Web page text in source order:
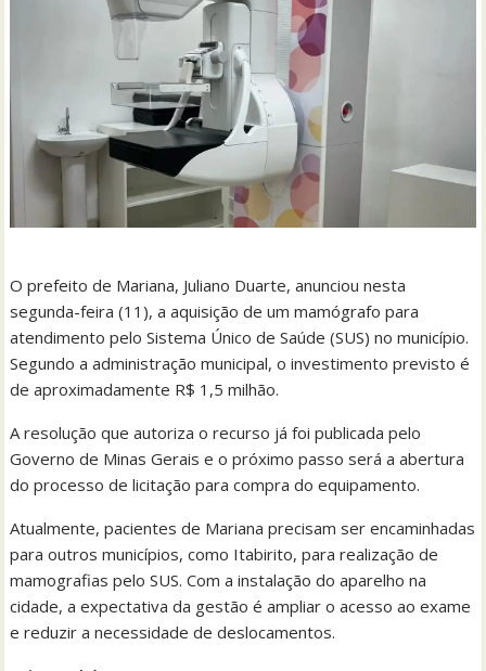
O prefeito de Mariana, Juliano Duarte, anunciou nesta
segunda-feira (11), a aquisição de um mamógrafo para
atendimento pelo Sistema Único de Saúde (SUS) no município.
Segundo a administração municipal, o investimento previsto é
de aproximadamente R$ 1,5 milhão.
A resolução que autoriza o recurso já foi publicada pelo
Governo de Minas Gerais e o próximo passo será a abertura
do processo de licitação para compra do equipamento.
Atualmente, pacientes de Mariana precisam ser encaminhadas
para outros municípios, como Itabirito, para realização de
mamografias pelo SUS. Com a instalação do aparelho na
cidade, a expectativa da gestão é ampliar o acesso ao exame
e reduzir a necessidade de deslocamentos.